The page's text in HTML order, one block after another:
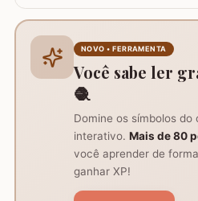
NOVO • FERRAMENTA
Você sabe ler
🧶
Domine os símbolos
interativo. Mais de 80
você aprender de
ganhar XP!